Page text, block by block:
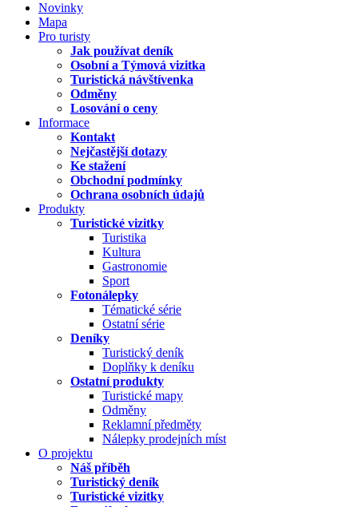
Novinky
Mapa
Pro turisty
Jak používat deník
Osobní a Týmová vizitka
Turistická návštívenka
Odměny
Losování o ceny
Informace
Kontakt
Nejčastější dotazy
Ke stažení
Obchodní podmínky
Ochrana osobních údajů
Produkty
Turistické vizitky
Turistika
Kultura
Gastronomie
Sport
Fotonálepky
Tématické série
Ostatní série
Deníky
Turistický deník
Doplňky k deníku
Ostatní produkty
Turistické mapy
Odměny
Reklamní předměty
Nálepky prodejních míst
O projektu
Náš příběh
Turistický deník
Turistické vizitky